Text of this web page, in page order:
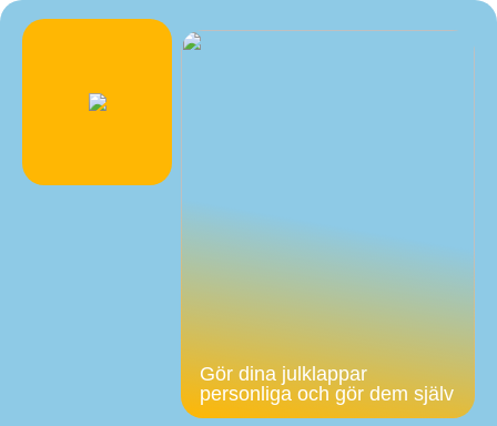
Gör dina julklappar
personliga och gör dem själv